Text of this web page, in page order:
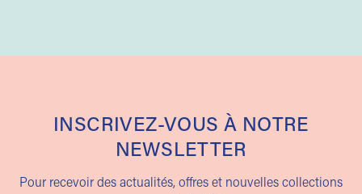
INSCRIVEZ-VOUS À NOTRE
NEWSLETTER
Pour recevoir des actualités, offres et nouvelles collections